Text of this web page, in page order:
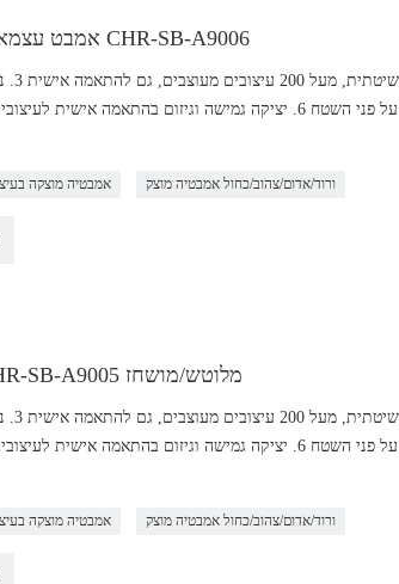
אמבט עצמאי מאבן מלאכותית איכותית CHR-SB-A9006
לתיקון, רק צריך ללטש כדי להפוך למוצר חדש 5. לא נקבובי על פני השטח 6. יציקה
אמבטיה מוצקה ורוד/אדום/צהוב/כחול אמבטיה מוצק
אמבט אבן מלאכותי עם CHR-SB-A9005 מלוטש/מושחז
לתיקון, רק צריך ללטש כדי להפוך למוצר חדש 5. לא נקבובי על פני השטח 6. יציקה
אמבטיה מוצקה ורוד/אדום/צהוב/כחול אמבטיה מוצק